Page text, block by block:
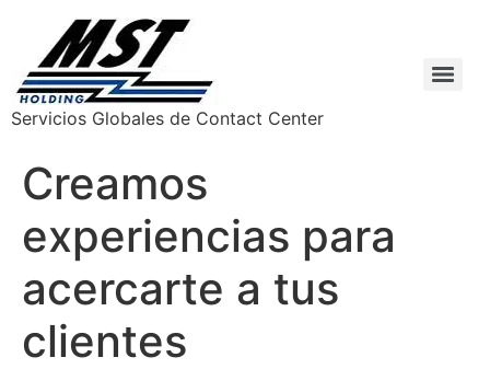
Servicios Globales de Contact Center
Creamos
experiencias para
acercarte a tus
clientes